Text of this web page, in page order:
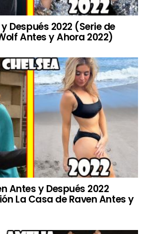
Después 2022 (Serie de
Antes y Ahora 2022)
Antes y Después 2022
La Casa de Raven Antes y